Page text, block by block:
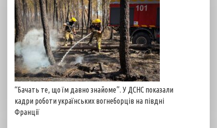
“Бачать те, що їм давно знайоме”. У ДСНС показали
кадри роботи українських вогнеборців на півдні
Франції